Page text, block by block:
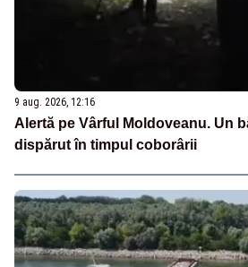
9 aug. 2026, 12:16
Alertă pe Vârful Moldoveanu. Un
dispărut în timpul coborârii